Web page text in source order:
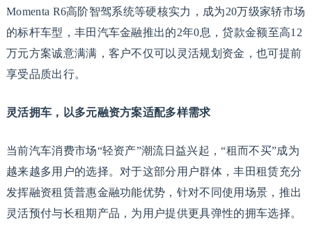
Momenta R6高阶智驾系统等硬核实力，成为20万级家轿市场
的标杆车型，丰田汽车金融推出的2年0息，贷款金额至高12
万元方案诚意满满，客户不仅可以灵活规划资金，也可提前
享受品质出行。
灵活拥车，以多元融资方案适配多样需求
当前汽车消费市场“轻资产”潮流日益兴起，“租而不买”成为
越来越多用户的选择。对于这部分用户群体，丰田租赁充分
发挥融资租赁普惠金融功能优势，针对不同使用场景，推出
灵活预付与长租期产品，为用户提供更具弹性的拥车选择。